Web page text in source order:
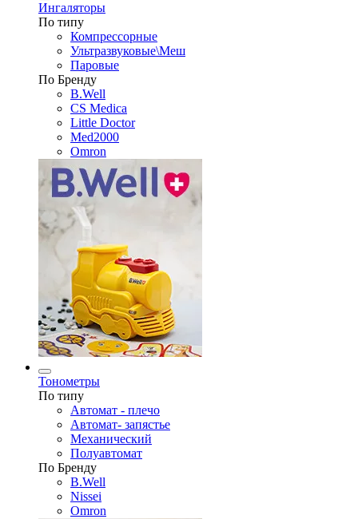
Ингаляторы
По типу
Компрессорные
Ультразвуковые\Меш
Паровые
По Бренду
B.Well
CS Medica
Little Doctor
Med2000
Omron
Тонометры
По типу
Автомат - плечо
Автомат- запястье
Механический
Полуавтомат
По Бренду
B.Well
Nissei
Omron